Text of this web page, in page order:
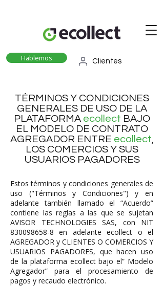
Clientes
Hablemos
TÉRMINOS Y CONDICIONES
GENERALES DE USO DE LA
PLATAFORMA ecollect BAJO
EL MODELO DE CONTRATO
AGREGADOR ENTRE ecollect,
LOS COMERCIOS Y SUS
USUARIOS PAGADORES
Estos términos y condiciones generales de
uso ("Términos y Condiciones") y en
adelante también llamado el “Acuerdo”
contiene las reglas a las que se sujetan
AVISOR TECHNOLOGIES SAS, con NIT
830098658-8 en adelante ecollect o el
AGREGADOR y CLIENTES O COMERCIOS Y
USUARIOS PAGADORES, que hacen uso
de la plataforma ecollect bajo el” Modelo
Agregador” para el procesamiento de
pagos y recaudo electrónico.